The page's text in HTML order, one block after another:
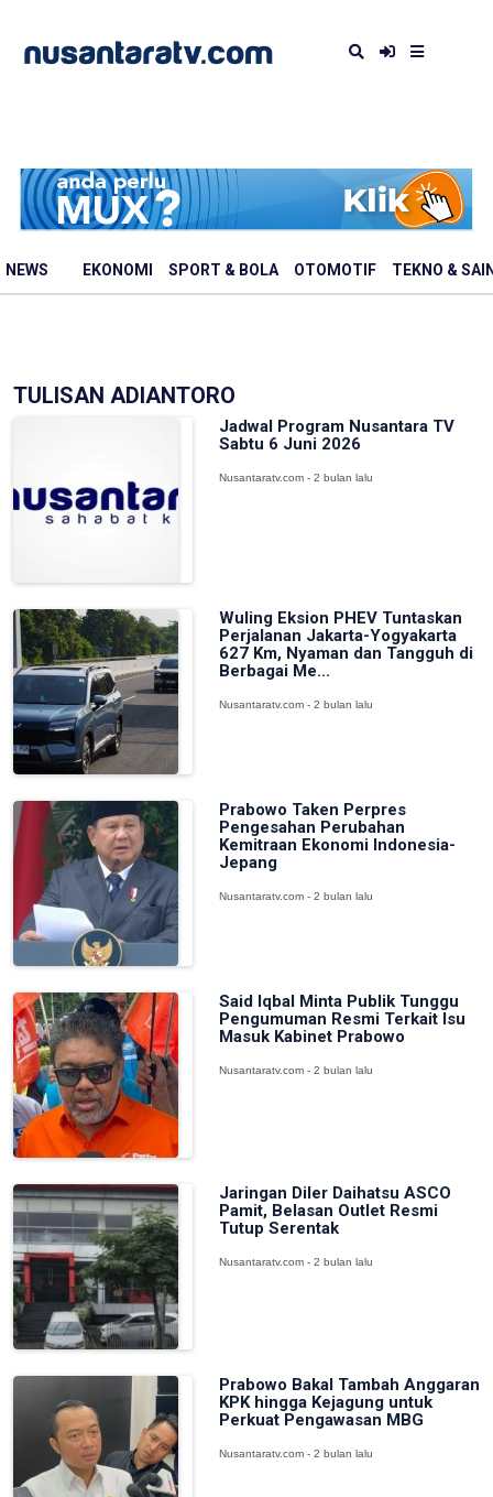
NEWS EKONOMI SPORT & BOLA OTOMOTIF TEKNO &
TULISAN ADIANTORO
Jadwal Program Nusantara TV
Sabtu 6 Juni 2026
Nusantaratv.com - 2 bulan lalu
Wuling Eksion PHEV Tuntaskan
Perjalanan Jakarta-Yogyakarta
627 Km, Nyaman dan Tangguh di
Berbagai Me...
Nusantaratv.com - 2 bulan lalu
Prabowo Taken Perpres
Pengesahan Perubahan
Kemitraan Ekonomi Indonesia-
Jepang
Nusantaratv.com - 2 bulan lalu
Said Iqbal Minta Publik Tunggu
Pengumuman Resmi Terkait Isu
Masuk Kabinet Prabowo
Nusantaratv.com - 2 bulan lalu
Jaringan Diler Daihatsu ASCO
Pamit, Belasan Outlet Resmi
Tutup Serentak
Nusantaratv.com - 2 bulan lalu
Prabowo Bakal Tambah Anggaran
KPK hingga Kejagung untuk
Perkuat Pengawasan MBG
Nusantaratv.com - 2 bulan lalu